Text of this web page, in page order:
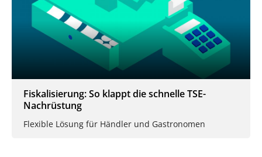
Fiskalisierung: So klappt die schnelle TSE-
Nachrüstung
Flexible Lösung für Händler und Gastronomen